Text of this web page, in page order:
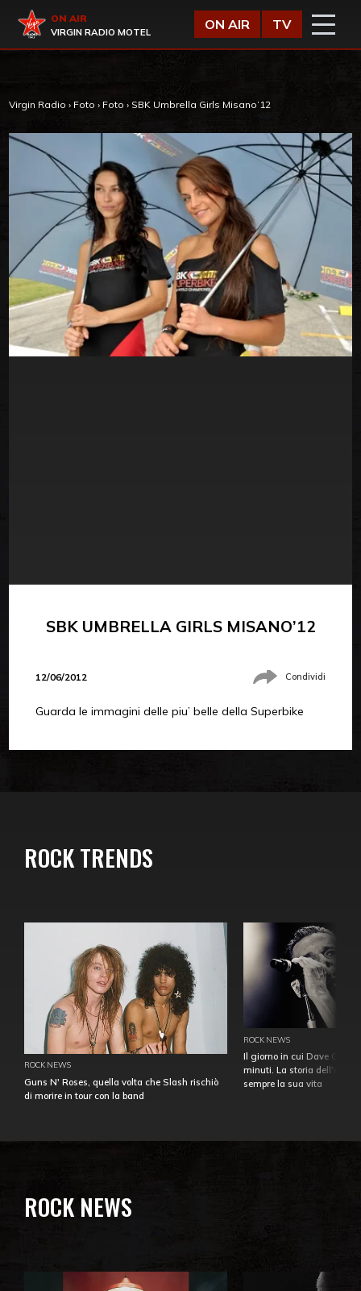
Virgin Radio
ON AIR
VIRGIN RADIO MOTEL
ON AIR TV
Virgin Radio › Foto › Foto › SBK Umbrella Girls Misano’12
SBK UMBRELLA GIRLS MISANO’12
12/06/2012 Condividi
Guarda le immagini delle piu’ belle della Superbike
ROCK TRENDS
ROCK NEWS
Guns N' Roses, quella volta che Slash rischiò
di morire in tour con la band
ROCK NEWS
Il giorno in cui Dave
minuti. La storia
sempre la sua vita
ROCK NEWS